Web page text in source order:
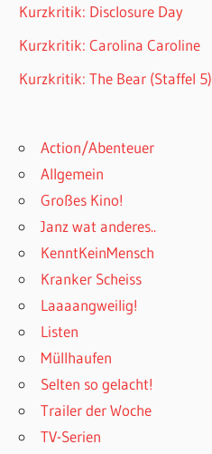
Kurzkritik: Disclosure Day
Kurzkritik: Carolina Caroline
Kurzkritik: The Bear (Staffel 5)
Action/Abenteuer
Allgemein
Großes Kino!
Janz wat anderes..
KenntKeinMensch
Kranker Scheiss
Laaaangweilig!
Listen
Müllhaufen
Selten so gelacht!
Trailer der Woche
TV-Serien